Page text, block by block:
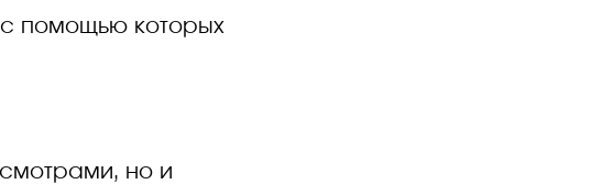
помощью которых
но и